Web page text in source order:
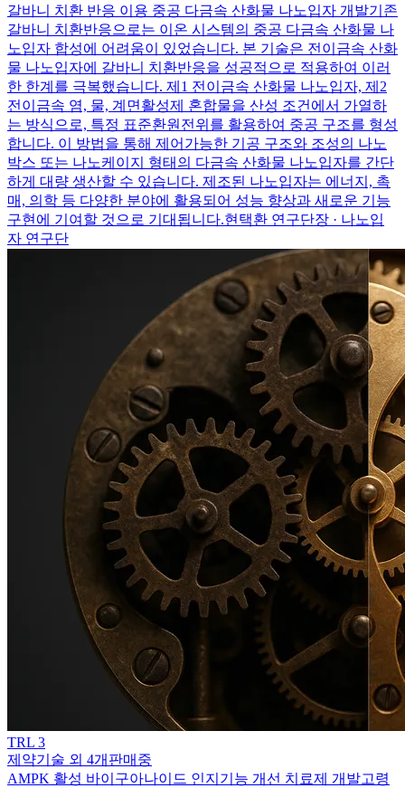
갈바니 치환 반응 이용 중공 다금속 산화물 나노입자 개발기존
갈바니 치환반응으로는 이온 시스템의 중공 다금속 산화물 나
노입자 합성에 어려움이 있었습니다. 본 기술은 전이금속 산화
물 나노입자에 갈바니 치환반응을 성공적으로 적용하여 이러
한 한계를 극복했습니다. 제1 전이금속 산화물 나노입자, 제2
전이금속 염, 물, 계면활성제 혼합물을 산성 조건에서 가열하
는 방식으로, 특정 표준환원전위를 활용하여 중공 구조를 형성
합니다. 이 방법을 통해 제어가능한 기공 구조와 조성의 나노
박스 또는 나노케이지 형태의 다금속 산화물 나노입자를 간단
하게 대량 생산할 수 있습니다. 제조된 나노입자는 에너지, 촉
매, 의학 등 다양한 분야에 활용되어 성능 향상과 새로운 기능
구현에 기여할 것으로 기대됩니다.현택환 연구단장 · 나노입
자 연구단
TRL 3
제약기술 외 4개 판매중
AMPK 활성 바이구아나이드 인지기능 개선 치료제 개발고령